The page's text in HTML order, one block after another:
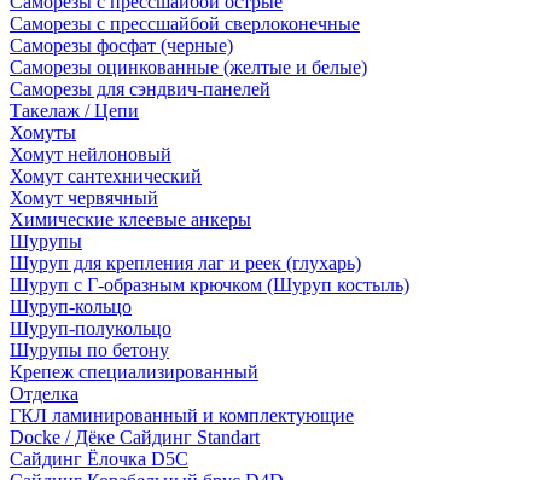
Саморезы с прессшайбой сверлоконечные
Саморезы фосфат (черные)
Саморезы оцинкованные (желтые и белые)
Саморезы для сэндвич-панелей
Такелаж / Цепи
Хомуты
Хомут нейлоновый
Хомут сантехнический
Хомут червячный
Химические клеевые анкеры
Шурупы
Шуруп для крепления лаг и реек (глухарь)
Шуруп с Г-образным крючком (Шуруп костыль)
Шуруп-кольцо
Шуруп-полукольцо
Шурупы по бетону
Крепеж специализированный
Отделка
ГКЛ ламинированный и комплектующие
Docke / Дёке Сайдинг Standart
Сайдинг Ёлочка D5C